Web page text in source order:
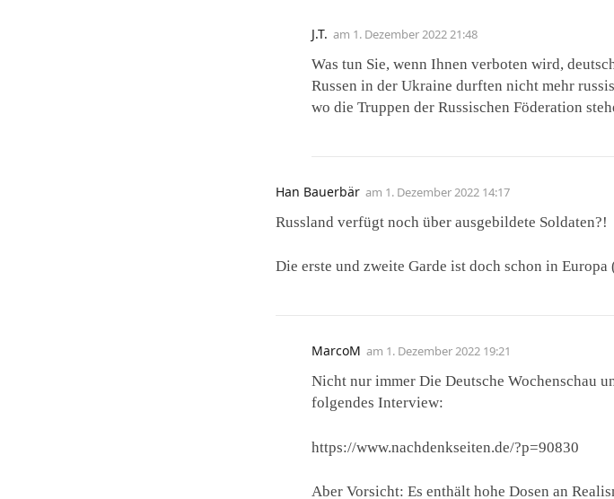
J.T. am 1. Dezember 2022 21:48
Was tun Sie, wenn Ihnen verboten wird,
Russen in der Ukraine durften nicht mehr
wo die Truppen der Russischen Föderation
Han Bauerbär am 1. Dezember 2022 14:17
Russland verfügt noch über ausgebildete Soldaten?!
Die erste und zweite Garde ist doch schon in
MarcoM am 1. Dezember 2022 19:21
Nicht nur immer Die Deutsche Wochenschau
folgendes Interview:
https://www.nachdenkseiten.de/?p=90830
Aber Vorsicht: Es enthält hohe Dosen an